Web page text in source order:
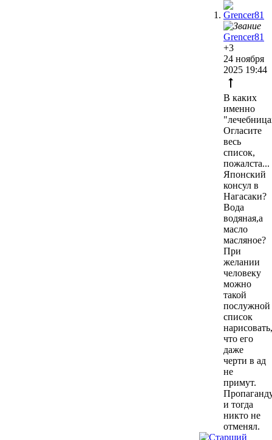
Grencer81
+3
24 ноября
2025 19:44
В каких
именно
Огласите
весь
список,
пожалста...
Японский
консул в
Нагасаки?
Вода
водяная,а
масло
масляное?
При
желании
человеку
можно
такой
послужной
список
нарисовать,
что его
даже
черти в ад
не
примут.
и тогда
никто не
отменял.